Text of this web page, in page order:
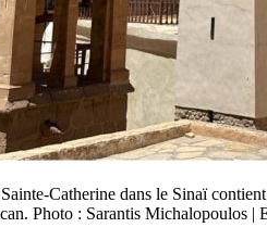
Catherine dans le Sinaï
Photo : Sarantis Michalopoulos |